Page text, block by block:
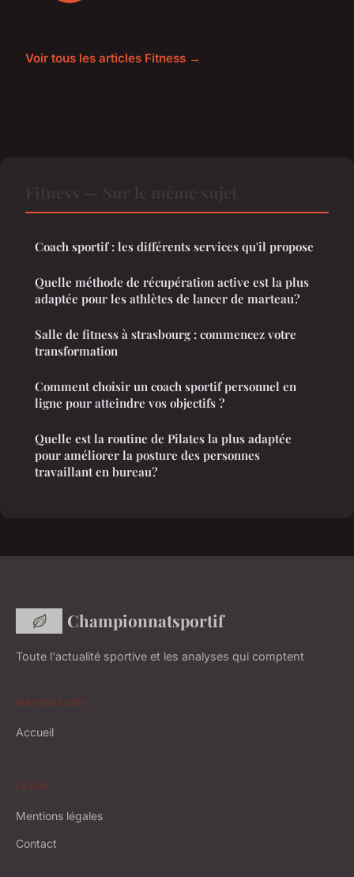
Voir tous les articles Fitness →
Coach sportif : les différents services qu'il propose
Quelle méthode de récupération active est la plus
adaptée pour les athlètes de lancer de marteau?
Salle de fitness à strasbourg : commencez votre
transformation
Comment choisir un coach sportif personnel en
ligne pour atteindre vos objectifs ?
Quelle est la routine de Pilates la plus adaptée
pour améliorer la posture des personnes
travaillant en bureau?
Championnatsportif
Toute l'actualité sportive et les analyses qui comptent
NAVIGATION
Accueil
LÉGAL
Mentions légales
Contact